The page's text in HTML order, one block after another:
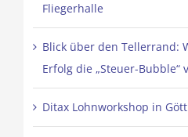
Fliegerhalle
Blick über den Tellerrand:
Erfolg die „Steuer-Bubble“
Ditax Lohnworkshop in